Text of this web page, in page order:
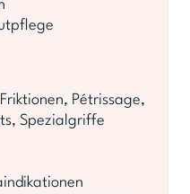
Pétrissage,
Spezialgriffe